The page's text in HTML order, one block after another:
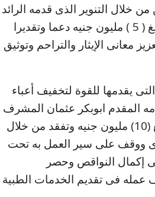
التنوير الذى قدمه الرائد
شرطة وجدى بابكر محمد القاسم مشرف التكية وتبرع بمبلغ ( 5 ) مليون جنيه دعما وتقديرا
معانى الإيثار والتراحم وتوثيق
يقدمها للقوة لتخفيف أعباء
المقدم ابوبكر عثمان المشرف
على المجمع وعلى ضوء ذلك تبرع سيادته بدعم المتجر بملغ (10) مليون جنيه وتفقد من خلال
ووقف على سير العمل به تحت
إكمال النواقص وحصر
عمله فى تقديم الخدمات الطبية